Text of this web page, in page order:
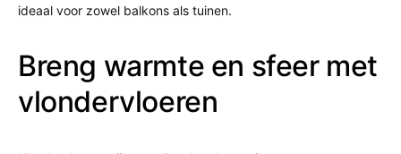
ideaal voor zowel balkons als tuinen.
Breng warmte en sfeer met
vlondervloeren